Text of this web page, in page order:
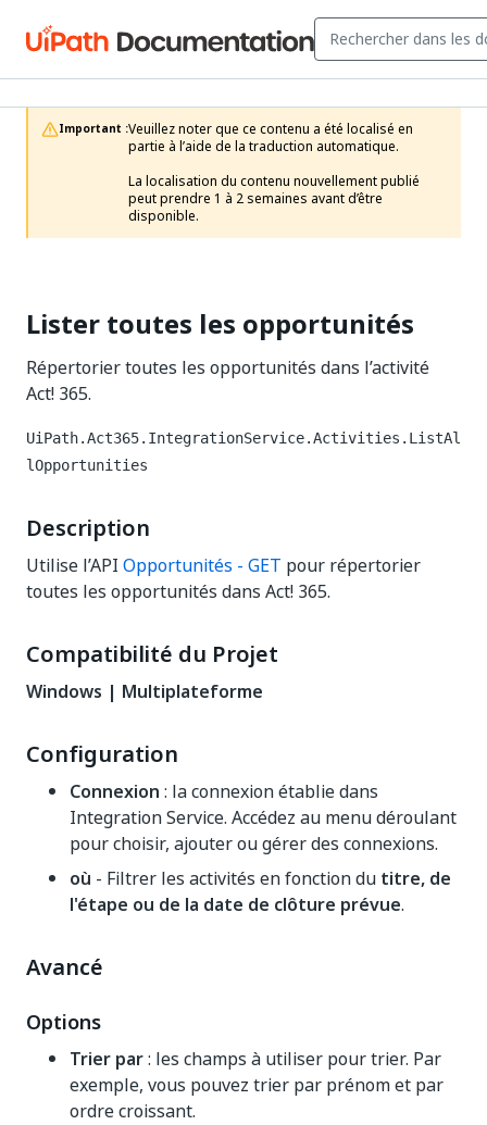
Important :Veuillez noter que ce contenu a été localisé en
partie à l’aide de la traduction automatique.
La localisation du contenu nouvellement publié
peut prendre 1 à 2 semaines avant d’être
disponible.
Lister toutes les opportunités
Répertorier toutes les opportunités dans l’activité
Act! 365.
UiPath.Act365.IntegrationService.Activities.ListAl
lOpportunities
Description
Utilise l’API Opportunités - GET pour répertorier
toutes les opportunités dans Act! 365.
Compatibilité du Projet
Windows | Multiplateforme
Configuration
Connexion : la connexion établie dans
Integration Service. Accédez au menu déroulant
pour choisir, ajouter ou gérer des connexions.
où - Filtrer les activités en fonction du titre, de
l'étape ou de la date de clôture prévue.
Avancé
Options
Trier par: les champs à utiliser pour trier. Par
exemple, vous pouvez trier par prénom et par
ordre croissant.